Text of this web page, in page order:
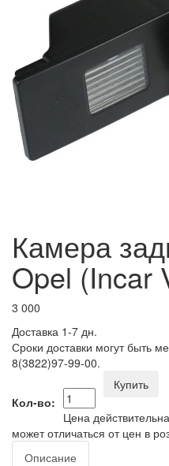
Камера
Opel (Incar
3 000
Доставка 1-7 дн.
Сроки доставки могут быть
8(3822)97-99-00.
Кол-во:
Купить
Цена
может отличаться от цен в
Описание